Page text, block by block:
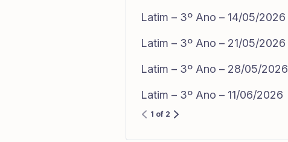
Latim – 3º Ano – 14/05/2026
Latim – 3º Ano – 21/05/2026
Latim – 3º Ano – 28/05/2026
Latim – 3º Ano – 11/06/2026
1 of 2